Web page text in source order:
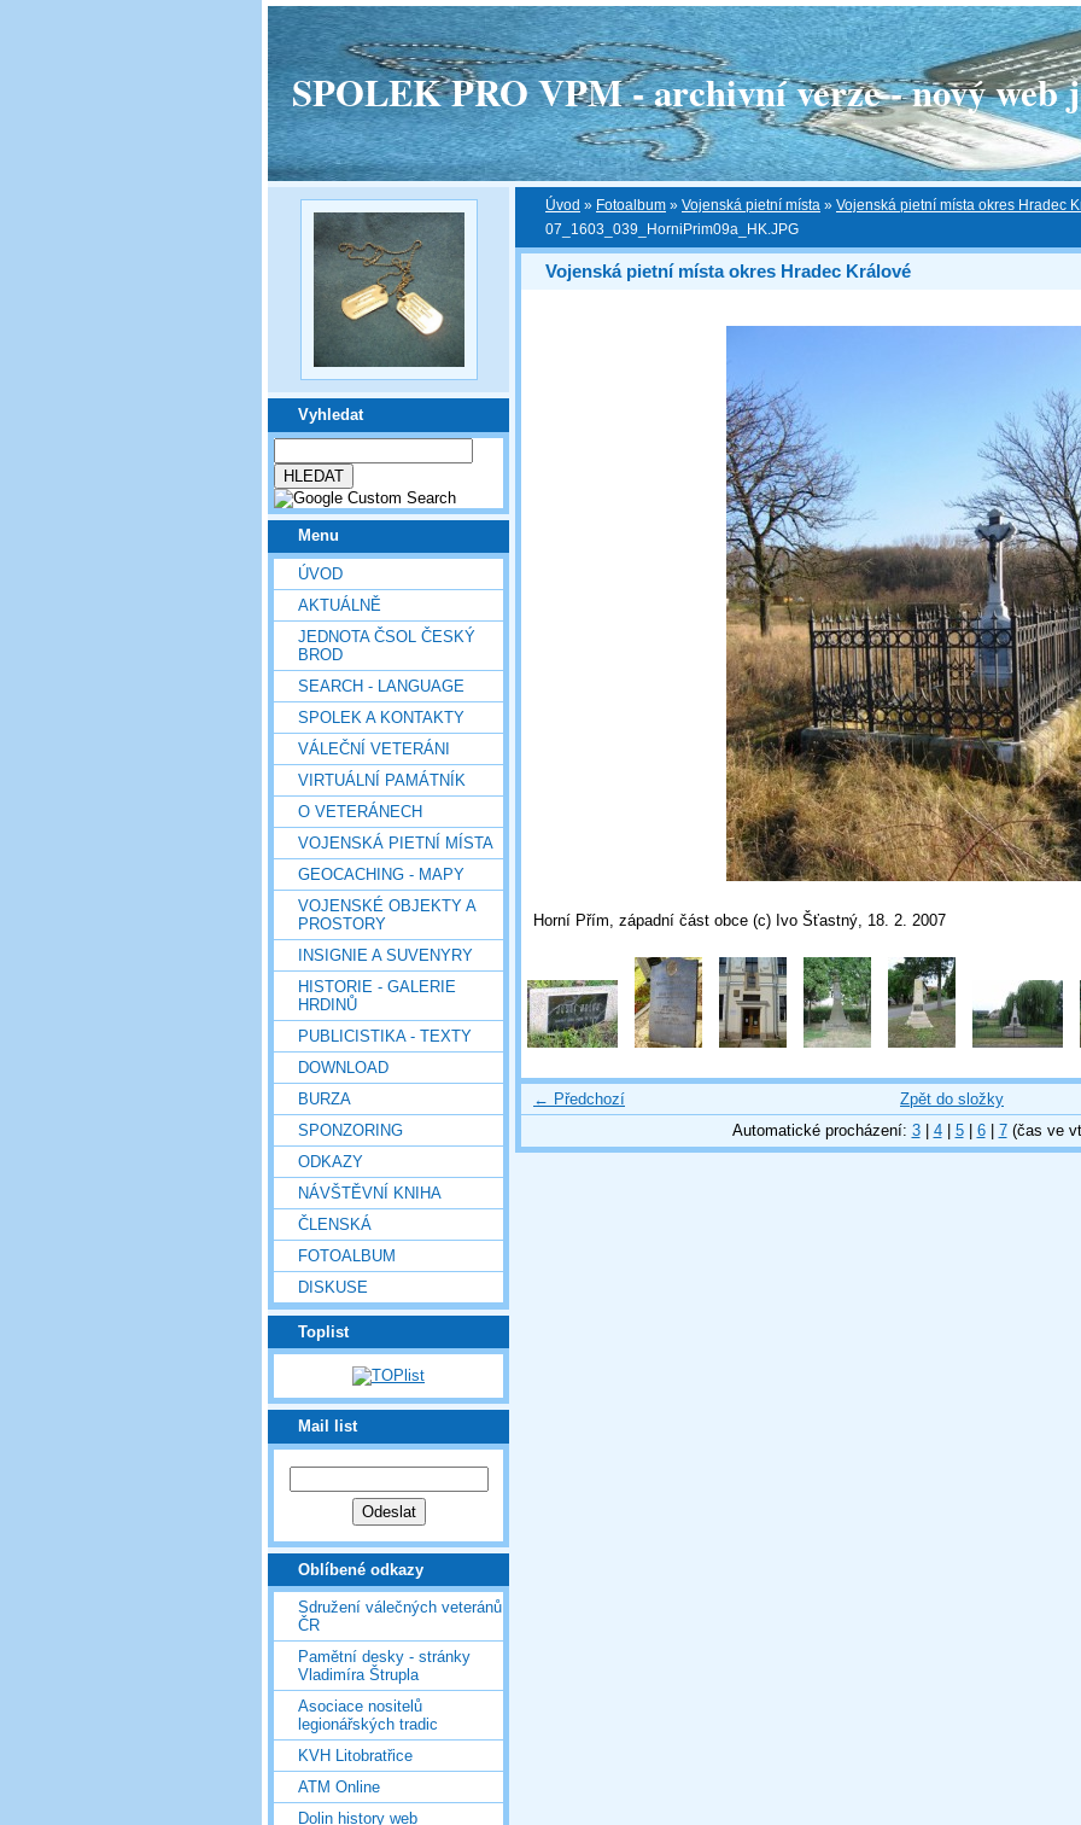
SPOLEK PRO VPM - archivní verze - nový web
Vyhledat
Menu
ÚVOD
AKTUÁLNĚ
JEDNOTA ČSOL ČESKÝ
BROD
SEARCH - LANGUAGE
SPOLEK A KONTAKTY
VÁLEČNÍ VETERÁNI
VIRTUÁLNÍ PAMÁTNÍK
O VETERÁNECH
VOJENSKÁ PIETNÍ MÍSTA
GEOCACHING - MAPY
VOJENSKÉ OBJEKTY A
PROSTORY
INSIGNIE A SUVENYRY
HISTORIE - GALERIE
HRDINŮ
PUBLICISTIKA - TEXTY
DOWNLOAD
BURZA
SPONZORING
ODKAZY
NÁVŠTĚVNÍ KNIHA
ČLENSKÁ
FOTOALBUM
DISKUSE
Toplist
Mail list
Oblíbené odkazy
Sdružení válečných veteránů
ČR
Pamětní desky - stránky
Vladimíra Štrupla
Asociace nositelů
legionářských tradic
KVH Litobratřice
ATM Online
Dolin history web
Úvod » Fotoalbum » Vojenská pietní místa » Vojenská pietní místa okres Hradec
07_1603_039_HorniPrim09a_HK.JPG
Vojenská pietní místa okres Hradec Králové
Horní Přím, západní část obce (c) Ivo Šťastný, 18. 2. 2007
← Předchozí
Zpět do složky
Automatické procházení: 3| 4| 5| 6| 7(čas ve